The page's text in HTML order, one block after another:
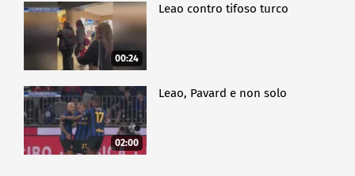
00:24
Leao contro tifoso turco
02:00
Leao, Pavard e non solo